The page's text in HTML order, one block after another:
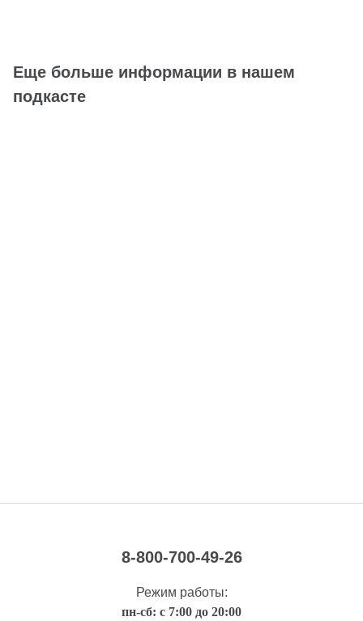
Еще больше информации в нашем
подкасте
8-800-700-49-26
Режим работы:
пн-сб: с 7:00 до 20:00